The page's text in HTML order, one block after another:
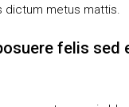
dictum metus mattis.
felis sed